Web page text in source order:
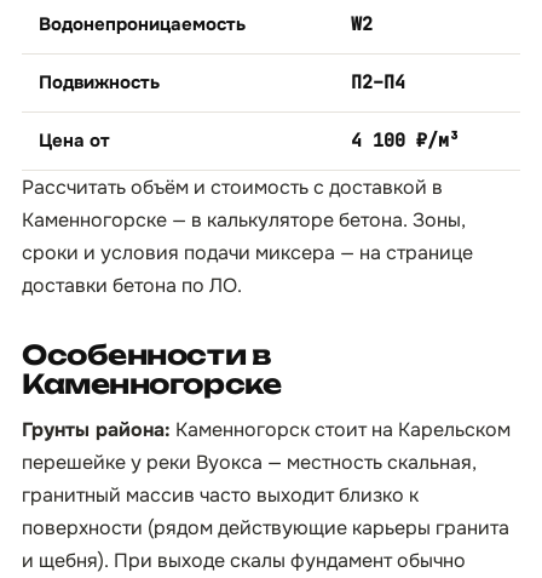
Водонепроницаемость W2
Подвижность П2–П4
Цена от 4 100 ₽/м³
Рассчитать объём и стоимость с доставкой в
Каменногорске — в калькуляторе бетона. Зоны,
сроки и условия подачи миксера — на странице
доставки бетона по ЛО.
Особенности в
Каменногорске
Грунты района: Каменногорск стоит на Карельском
перешейке у реки Вуокса — местность скальная,
гранитный массив часто выходит близко к
поверхности (рядом действующие карьеры гранита
и щебня). При выходе скалы фундамент обычно